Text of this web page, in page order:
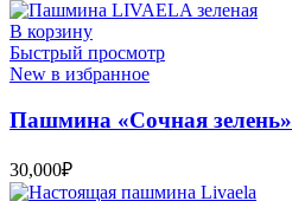
В корзину
Быстрый просмотр
New в избранное
Пашмина «Сочная зелень»
30,000₽